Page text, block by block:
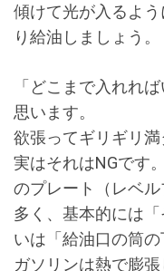
傾けて光が入るよ
り給油しましょう。
「どこまで入れれ
思います。
欲張ってギリギリ満
実はそれはNGです
のプレート（レベ
多く、基本的には
いは「給油口の筒の
ガソリンは熱で膨